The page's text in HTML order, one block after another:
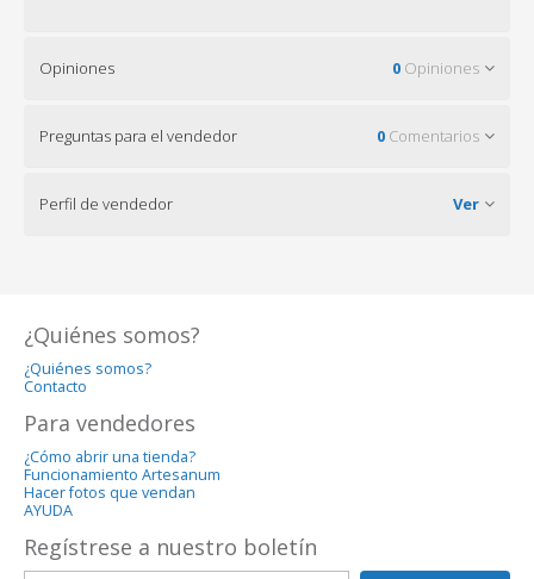
Opiniones 0 Opiniones
Preguntas para el vendedor 0 Comentarios
Perfil de vendedor Ver
¿Quiénes somos?
¿Quiénes somos?
Contacto
Para vendedores
¿Cómo abrir una tienda?
Funcionamiento Artesanum
Hacer fotos que vendan
AYUDA
Regístrese a nuestro boletín